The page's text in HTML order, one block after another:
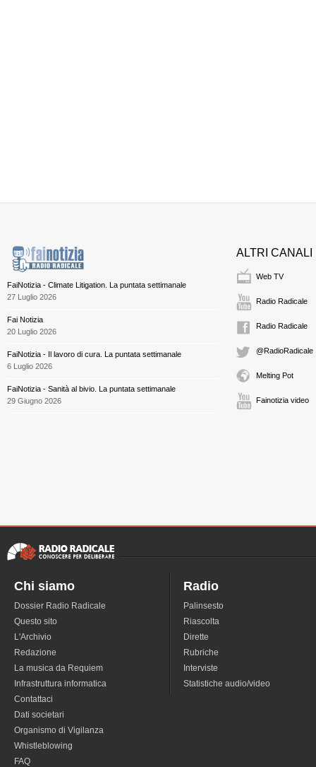
FaiNotizia - Climate Litigation. La puntata settimanale
27 Luglio 2026
Fai Notizia
20 Luglio 2026
FaiNotizia - Il lavoro di cura. La puntata settimanale
6 Luglio 2026
FaiNotizia - Sanità al bivio. La puntata settimanale
29 Giugno 2026
ALTRI CANALI
Web TV
Radio Radicale
Radio Radicale
@RadioRadicale
Melting Pot
Fainotizia video
Chi siamo
Dossier Radio Radicale
Questo sito
L'Archivio
Redazione
La musica da Requiem
Infrastruttura informatica
Contattaci
Dati societari
Organismo di Vigilanza
Whistleblowing
FAQ
Radio
Palinsesto
Riascolta
Dirette
Rubriche
Interviste
Statistiche audio/video